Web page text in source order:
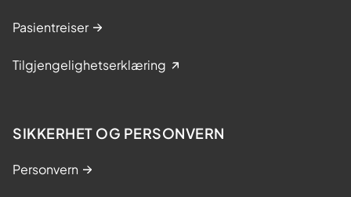
Pasientreiser
Tilgjengelighetserklæring
SIKKERHET OG PERSONVERN
Personvern